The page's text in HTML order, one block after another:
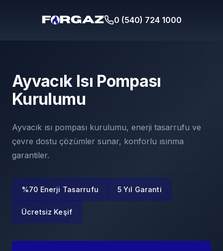
0 (540) 724 1000
Ayvacık Isı Pompası
Kurulumu
Ayvacık ısı pompası kurulumu, enerji tasarrufu ve
çevre dostu çözümler sunar, konforlu ısınma
garantiler.
%70 Enerji Tasarrufu 5 Yıl Garanti
Ücretsiz Keşif